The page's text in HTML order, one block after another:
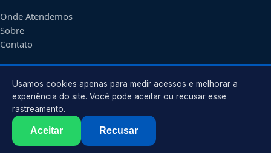
Onde Atendemos
Sobre
Contato
CONTATO
Atendimento em
contato@encanadoremuberlandia.com.br
2026 Encanador emUberlândia
. Todos os direitos reservados.
Usamos cookies apenas para medir acessos e melhorar a
experiência do site. Você pode aceitar ou recusar esse
rastreamento.
Aceitar Recusar